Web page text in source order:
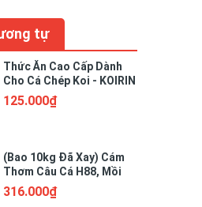
tự
Thức Ăn Cao Cấp Dành
Cho Cá Chép Koi - KOIRIN
125.000₫
(Bao 10kg Đã Xay) Cám
Thơm Câu Cá H88, Mồi
Câu Cá Chép, Trôi, Mè.
Trắm..
316.000₫